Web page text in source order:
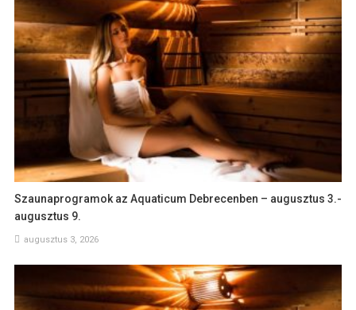
Szaunaprogramok az Aquaticum Debrecenben – augusztus 3.-
augusztus 9.
augusztus 3, 2026